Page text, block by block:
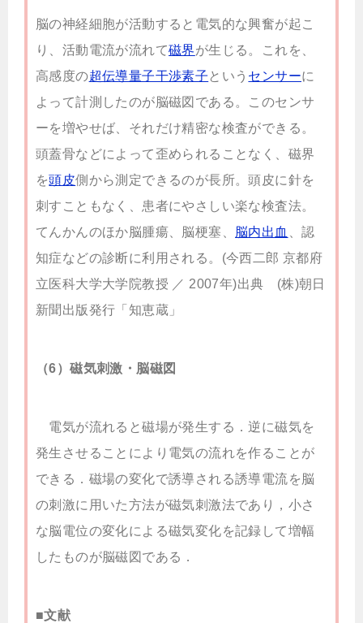
脳の神経細胞が活動すると電気的な興奮が起こ
り、活動電流が流れて磁界が生じる。これを、
高感度の超伝導量子干渉素子 という センサーに
よって計測したのが脳磁図である。このセンサ
ーを増やせば、それだけ精密な検査ができる。
頭蓋骨などによって歪められることなく、磁界
を頭皮側から測定できるのが長所。頭皮に針を
刺すこともなく、患者にやさしい楽な検査法。
てんかんのほか脳腫瘍、脳梗塞、
脳内出血
、認
知症などの診断に利用される。 (今西二郎 京都府
立医科大学大学院教授 ／ 2007年)出典 (株)朝日
新聞出版発行「知恵蔵」
（6）磁気刺激・脳磁図
電気が流れると磁場が発生する．逆に磁気を
発生させることにより電気の流れを作ることが
できる．磁場の変化で誘導される誘導電流を脳
の刺激に用いた方法が磁気刺激法であり，小さ
な脳電位の変化による磁気変化を記録して増幅
したものが脳磁図である．
■文献